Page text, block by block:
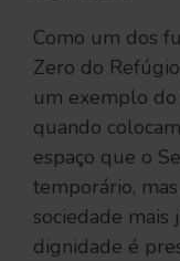
Como um dos
Zero do
um exemplo
quando
espaço que o
temporário,
sociedade mais
dignidade é